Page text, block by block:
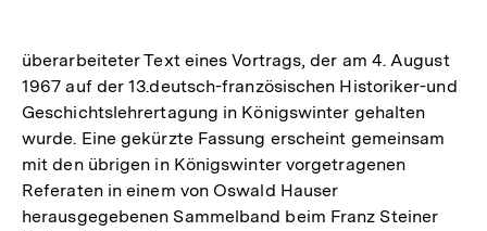
überarbeiteter Text eines Vortrags, der am 4. August
1967 auf der 13.deutsch-französischen Historiker-und
Geschichtslehrertagung in Königswinter gehalten
wurde. Eine gekürzte Fassung erscheint gemeinsam
mit den übrigen in Königswinter vorgetragenen
Referaten in einem von Oswald Hauser
herausgegebenen Sammelband beim Franz Steiner